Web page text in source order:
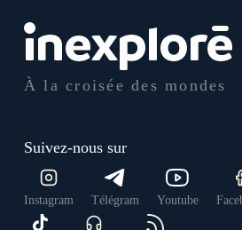
À la croisée des mondes
Suivez-nous sur
Instagram Télégram Youtube